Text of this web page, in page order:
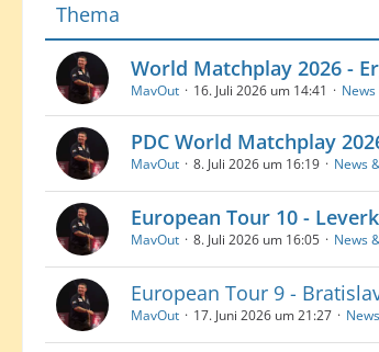
Thema
World Matchplay 2026 -
MavOut 16. Juli 2026 um 14:41
PDC World Matchplay
MavOut 8. Juli 2026 um 16:19 News
European Tour 10 -
MavOut 8. Juli 2026 um 16:05 News
European Tour 9 -
MavOut 17. Juni 2026 um 21:27